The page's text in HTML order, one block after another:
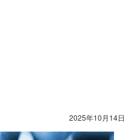
2025年10月14日